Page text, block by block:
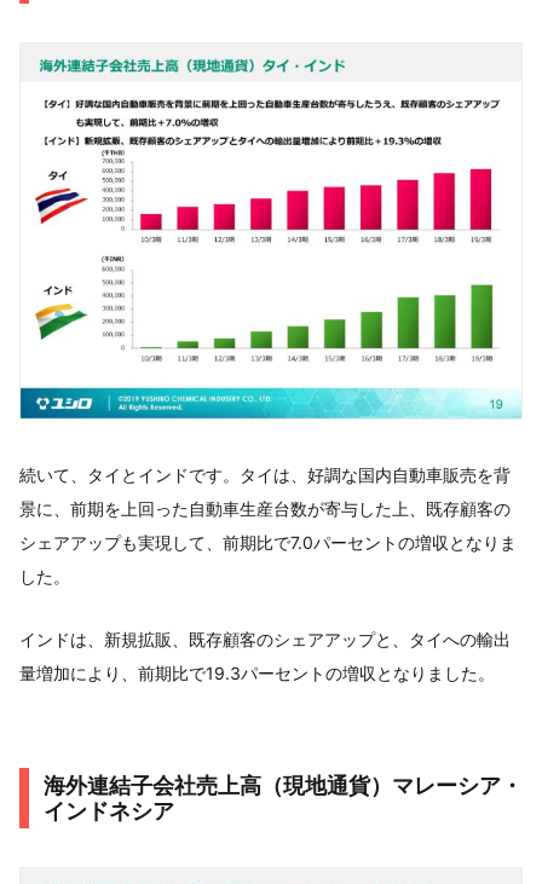
続いて、タイとインドです。タイは、好調な国内自動車販売を背
景に、前期を上回った自動車生産台数が寄与した上、既存顧客の
シェアアップも実現して、前期比で7.0パーセントの増収となりま
した。
インドは、新規拡販、既存顧客のシェアアップと、タイへの輸出
量増加により、前期比で19.3パーセントの増収となりました。
海外連結子会社売上高（現地通貨）マレーシア・
インドネシア